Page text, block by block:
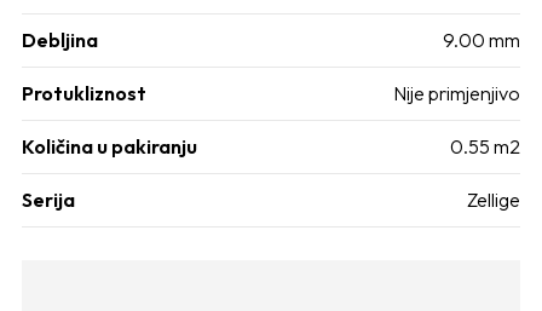
Debljina 9.00 mm
Protukliznost Nije primjenjivo
Količina u pakiranju 0.55 m2
Serija Zellige